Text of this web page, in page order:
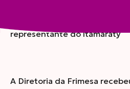
representante do Itamaraty
A Diretoria da Frimesa